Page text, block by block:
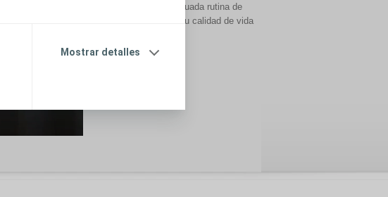
Mostrar detalles
cómo seguir una adecuada rutina de
cambio ha mejorado su calidad de vida
Ver video